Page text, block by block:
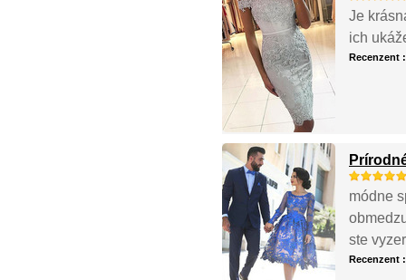
Je
ich
Recenzent
módne
ste
Recenzent